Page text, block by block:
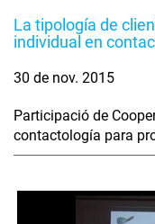
La tipología de
individual en
30 de nov. 2015
Participació de
contactología para